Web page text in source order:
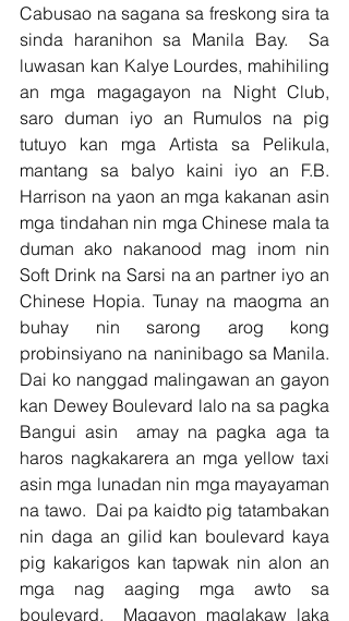
Cabusao na sagana sa freskong sira ta
sinda haranihon sa Manila Bay.  Sa
luwasan kan Kalye Lourdes, mahihiling
an mga magagayon na Night Club,
saro duman iyo an Rumulos na pig
tutuyo kan mga Artista sa Pelikula,
mantang sa balyo kaini iyo an F.B.
Harrison na yaon an mga kakanan asin
mga tindahan nin mga Chinese mala ta
duman ako nakanood mag inom nin
Soft Drink na Sarsi na an partner iyo an
Chinese Hopia. Tunay na maogma an
buhay nin sarong arog kong
probinsiyano na naninibago sa Manila.
Dai ko nanggad malingawan an gayon
kan Dewey Boulevard lalo na sa pagka
Bangui asin  amay na pagka aga ta
haros nagkakarera an mga yellow taxi
asin mga lunadan nin mga mayayaman
na tawo.  Dai pa kaidto pig tatambakan
nin daga an gilid kan boulevard kaya
pig kakarigos kan tapwak nin alon an
mga nag aaging mga awto sa
boulevard.  Magayon maglakaw laka